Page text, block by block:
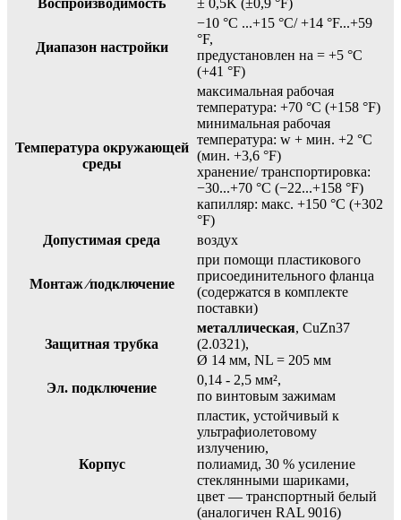
Диапазон настройки
−10 °C ...+15 °C/ +14 °F...+59
°F,
предустановлен на = +5 °C
(+41 °F)
Температура окружающей
среды
максимальная рабочая
температура: +70 °C (+158 °F)
минимальная рабочая
температура: w + мин. +2 °C
(мин. +3,6 °F)
хранение/ транспортировка:
−30...+70 °C (−22...+158 °F)
капилляр: макс. +150 °C (+302
°F)
Допустимая среда
воздух
Монтаж ⁄подключение
при помощи пластикового
присоединительного фланца
(содержатся в комплекте
поставки)
Защитная трубка
металлическая, CuZn37
(2.0321),
Ø 14 мм, NL = 205 мм
Эл. подключение
0,14 - 2,5 мм²,
по винтовым зажимам
Корпус
пластик, устойчивый к
ультрафиолетовому
излучению,
полиамид, 30 % усиление
стеклянными шариками,
цвет — транспортный белый
(аналогичен RAL 9016)